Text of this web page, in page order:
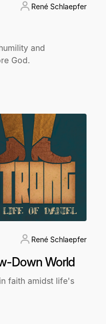
René Schlaepfer
and
God.
René Schlaepfer
Down World
faith amidst life's